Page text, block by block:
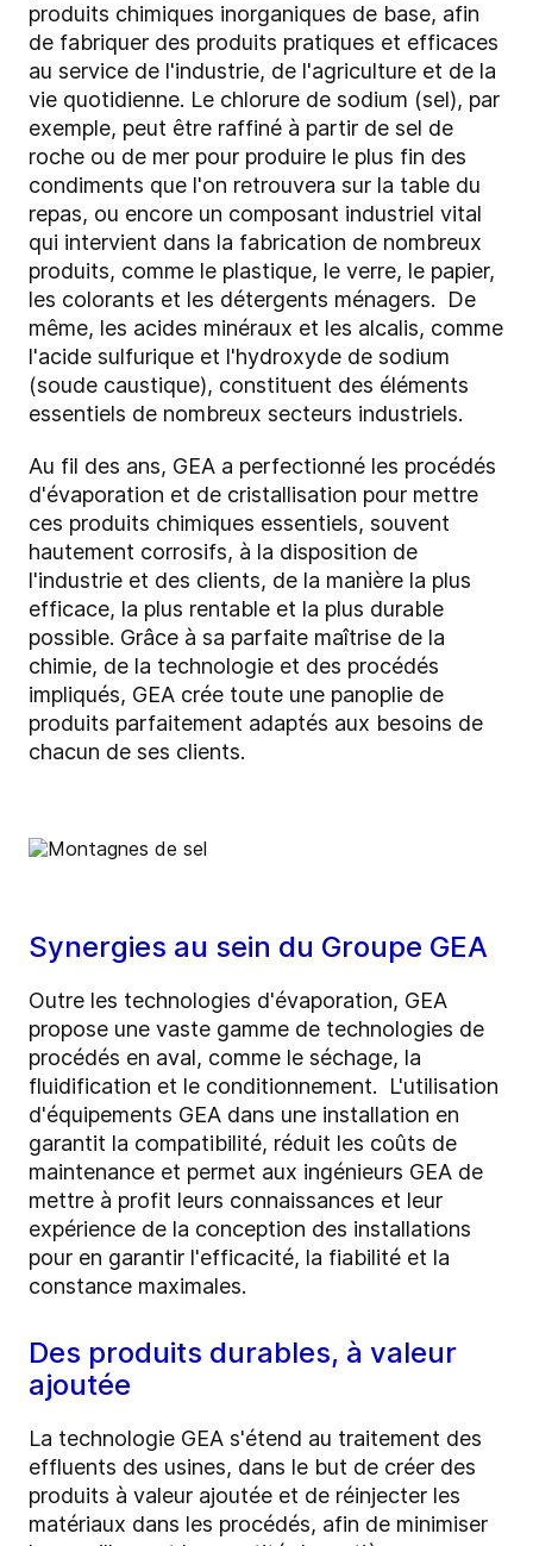
produits chimiques inorganiques de base, afin
de fabriquer des produits pratiques et efficaces
au service de l'industrie, de l'agriculture et de la
vie quotidienne. Le chlorure de sodium (sel), par
exemple, peut être raffiné à partir de sel de
roche ou de mer pour produire le plus fin des
condiments que l'on retrouvera sur la table du
repas, ou encore un composant industriel vital
qui intervient dans la fabrication de nombreux
produits, comme le plastique, le verre, le papier,
les colorants et les détergents ménagers. De
même, les acides minéraux et les alcalis, comme
l'acide sulfurique et l'hydroxyde de sodium
(soude caustique), constituent des éléments
essentiels de nombreux secteurs industriels.
Au fil des ans, GEA a perfectionné les procédés
d'évaporation et de cristallisation pour mettre
ces produits chimiques essentiels, souvent
hautement corrosifs, à la disposition de
l'industrie et des clients, de la manière la plus
efficace, la plus rentable et la plus durable
possible. Grâce à sa parfaite maîtrise de la
chimie, de la technologie et des procédés
impliqués, GEA crée toute une panoplie de
produits parfaitement adaptés aux besoins de
chacun de ses clients.
Synergies au sein du Groupe GEA
Outre les technologies d'évaporation, GEA
propose une vaste gamme de technologies de
procédés en aval, comme le séchage, la
fluidification et le conditionnement. L'utilisation
d'équipements GEA dans une installation en
garantit la compatibilité, réduit les coûts de
maintenance et permet aux ingénieurs GEA de
mettre à profit leurs connaissances et leur
expérience de la conception des installations
pour en garantir l'efficacité, la fiabilité et la
constance maximales.
Des produits durables, à valeur
ajoutée
La technologie GEA s'étend au traitement des
effluents des usines, dans le but de créer des
produits à valeur ajoutée et de réinjecter les
matériaux dans les procédés, afin de minimiser